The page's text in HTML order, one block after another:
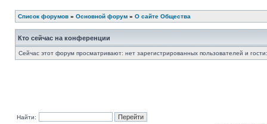
Список форумов » Основной форум » О сайте Общества
Кто сейчас на конференции
Сейчас этот форум просматривают: нет зарегистрированных пользователей и
Найти: